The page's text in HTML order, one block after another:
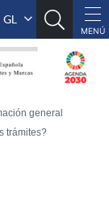
GL
general
trámites?